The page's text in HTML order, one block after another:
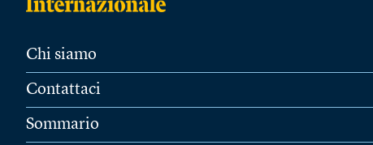
Chi siamo
Contattaci
Sommario